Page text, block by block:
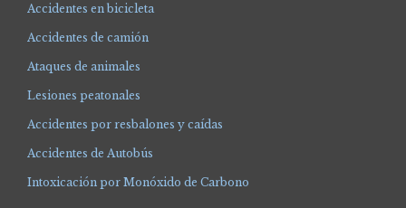
Accidentes en bicicleta
Accidentes de camión
Ataques de animales
Lesiones peatonales
Accidentes por resbalones y caídas
Accidentes de Autobús
Intoxicación por Monóxido de Carbono